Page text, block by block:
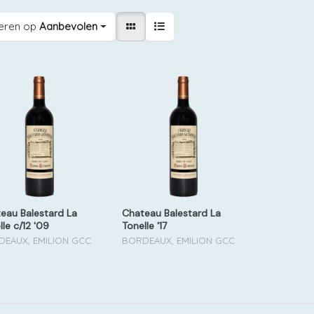
op Aanbevolen
Balestard La
c/12 '09
EMILION GCC
Chateau Balestard La
Tonelle '17
BORDEAUX, EMILION GCC